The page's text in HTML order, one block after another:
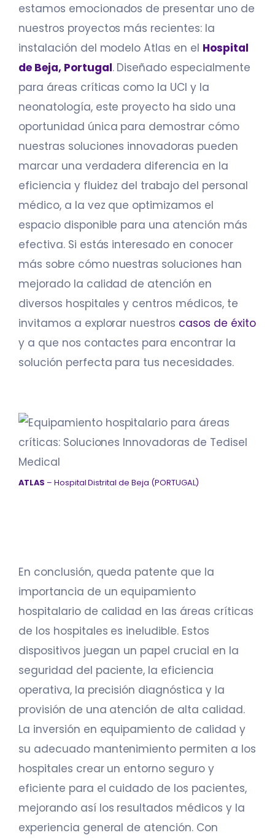
estamos emocionados de presentar uno de
nuestros proyectos más recientes: la
instalación del modelo Atlas en el Hospital
de Beja, Portugal. Diseñado especialmente
para áreas críticas como la UCI y la
neonatología, este proyecto ha sido una
oportunidad única para demostrar cómo
nuestras soluciones innovadoras pueden
marcar una verdadera diferencia en la
eficiencia y fluidez del trabajo del personal
médico, a la vez que optimizamos el
espacio disponible para una atención más
efectiva. Si estás interesado en conocer
más sobre cómo nuestras soluciones han
mejorado la calidad de atención en
diversos hospitales y centros médicos, te
invitamos a explorar nuestros casos de éxito
y a que nos contactes para encontrar la
solución perfecta para tus necesidades.
ATLAS – Hospital Distrital de Beja (PORTUGAL)
En conclusión, queda patente que la
importancia de un equipamiento
hospitalario de calidad en las áreas críticas
de los hospitales es ineludible. Estos
dispositivos juegan un papel crucial en la
seguridad del paciente, la eficiencia
operativa, la precisión diagnóstica y la
provisión de una atención de alta calidad.
La inversión en equipamiento de calidad y
su adecuado mantenimiento permiten a los
hospitales crear un entorno seguro y
eficiente para el cuidado de los pacientes,
mejorando así los resultados médicos y la
experiencia general de atención. Con